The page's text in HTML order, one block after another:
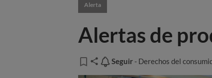
Alerta
Alertas de
Seguir
Seguir - Derechos del